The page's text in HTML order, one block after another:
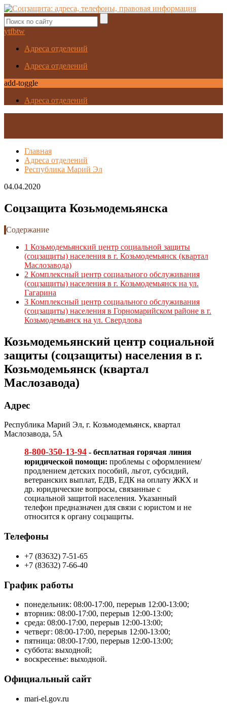
ytfbtw
Адреса отделений
Адреса отделений
add-toggle
Адреса отделений
Главная
Адреса отделений
Республика Марий Эл
04.04.2020
Соцзащита Козьмодемьянска
Содержание
1 Козьмодемьянский центр социальной защиты
(соцзащиты) населения в г. Козьмодемьянск (квартал
Маслозавода)
2 Комплексный центр социального обслуживания
(соцзащиты) населения в г. Козьмодемьянск на ул.
Гагарина
3 Комплексный центр социального обслуживания
(соцзащиты) населения в Горномарийском районе в г.
Козьмодемьянск на ул. Свердлова
Козьмодемьянский центр социальной
защиты (соцзащиты) населения в г.
Козьмодемьянск (квартал
Маслозавода)
Адрес
Республика Марий Эл, г. Козьмодемьянск, квартал
Маслозавода, 5А
8-800-350-13-94 - бесплатная горячая линия
юридической помощи: проблемы с оформлением/
продлением детских пособий, льгот, субсидий,
ветеранских выплат, ЕДВ, ЕДК на оплату ЖКХ и
др. юридические вопросы, связанные с
социальной защитой населения. Указанный
телефон предназначен для связи с юристом и не
относится к органу соцзащиты.
Телефоны
+7 (83632) 7-51-65
+7 (83632) 7-66-40
График работы
понедельник: 08:00-17:00, перерыв 12:00-13:00;
вторник: 08:00-17:00, перерыв 12:00-13:00;
среда: 08:00-17:00, перерыв 12:00-13:00;
четверг: 08:00-17:00, перерыв 12:00-13:00;
пятница: 08:00-17:00, перерыв 12:00-13:00;
суббота: выходной;
воскресенье: выходной.
Официальный сайт
mari-el.gov.ru